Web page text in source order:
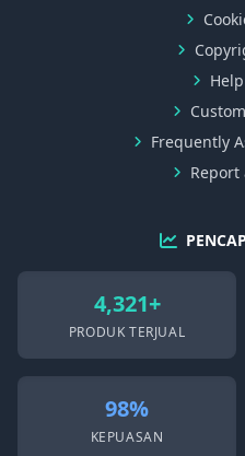
Frequently
Report
4,321+
PRODUK TERJUAL
98%
KEPUASAN